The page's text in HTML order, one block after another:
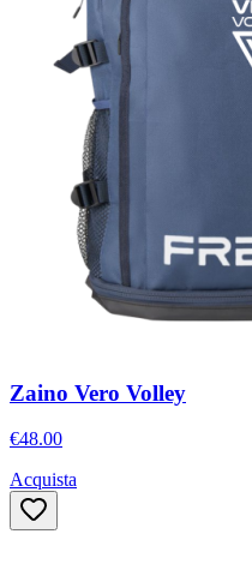
Zaino Vero Volley
€48.00
Acquista